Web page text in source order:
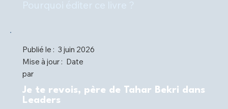
Publié le : 3 juin 2026
Mise à jour : Date
par
Je te revois, père de Tahar Bekri dans
Leaders